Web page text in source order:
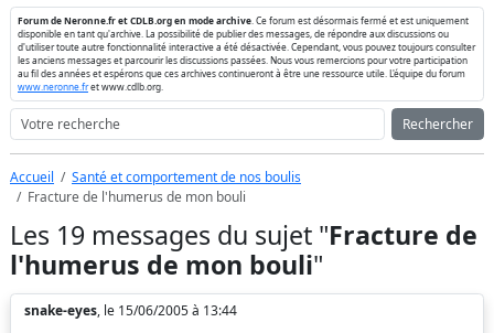
Forum de Neronne.fr et CDLB.org en mode archive . Ce forum est désormais fermé et est uniquement
disponible en tant qu'archive. La possibilité de publier des messages, de répondre aux discussions ou
d'utiliser toute autre fonctionnalité interactive a été désactivée. Cependant, vous pouvez toujours consulter
les anciens messages et parcourir les discussions passées. Nous vous remercions pour votre participation
au fil des années et espérons que ces archives continueront à être une ressource utile. L'équipe du forum
www.neronne.fret www.cdlb.org.
Rechercher
Accueil
Santé et comportement de nos boulis
Fracture de l'humerus de mon bouli
Les 19 messages du sujet "Fracture de
l'humerus de mon bouli"
snake-eyes, le 15/06/2005 à 13:44